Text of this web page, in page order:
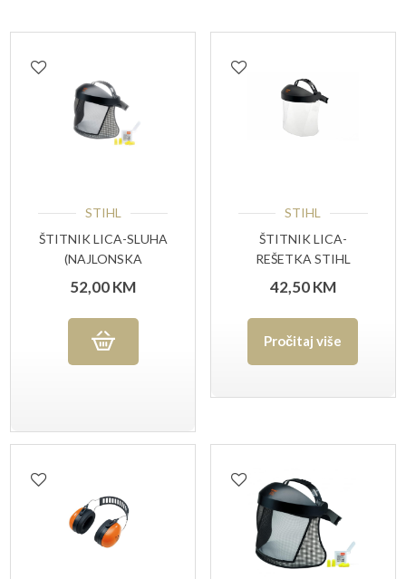
STIHL
ŠTITNIK LICA-SLUHA
(NAJLONSKA
REŠETKA) STIHL
52,00KM
STIHL
ŠTITNIK LICA-
REŠETKA STIHL
42,50KM
Pročitaj više